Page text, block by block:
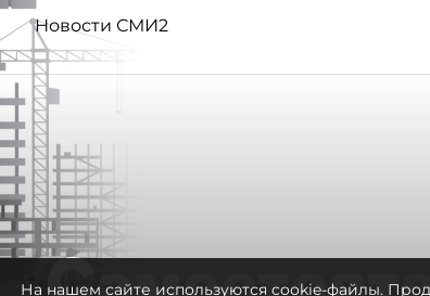
Новости СМИ2
На нашем сайте используются cookie-файлы.